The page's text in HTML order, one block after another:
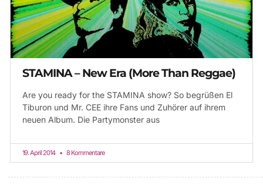
STAMINA – New Era (More Than Reggae)
Are you ready for the STAMINA show? So begrüßen El
Tiburon und Mr. CEE ihre Fans und Zuhörer auf ihrem
neuen Album. Die Partymonster aus
19. April 2014 8 Kommentare